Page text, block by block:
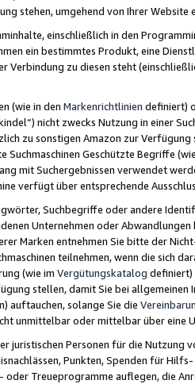
stehen, umgehend von Ihrer
einschließlich in den
ein bestimmtes Produkt, eine
Verbindung zu diesen steht
(wie in den Markenrichtlinien definiert)
nicht zwecks Nutzung in einer
zu sonstigen Amazon zur
Suchmaschinen Geschützte Begriffe
mit Suchergebnissen verwendet
verfügt über entsprechende
Suchbegriffe oder andere
Unternehmen oder
Marken entnehmen Sie bitte der
teilnehmen, wenn die sich
(wie im Vergütungskatalog definiert)
stellen, damit Sie bei
auftauchen, solange Sie die
unmittelbar oder mittelbar über eine
juristischen Personen für die Nutzung
Punkten, Spenden für
oder Treueprogramme auflegen, die